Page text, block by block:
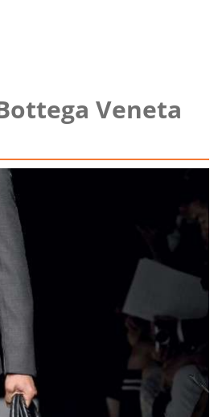
Veneta